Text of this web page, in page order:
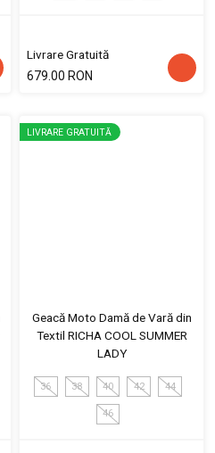
Livrare Gratuită
679.00 RON
LIVRARE GRATUITĂ
Geacă Moto Damă de Vară din
Textil RICHA COOL SUMMER
LADY
36 38 40 42 44
46